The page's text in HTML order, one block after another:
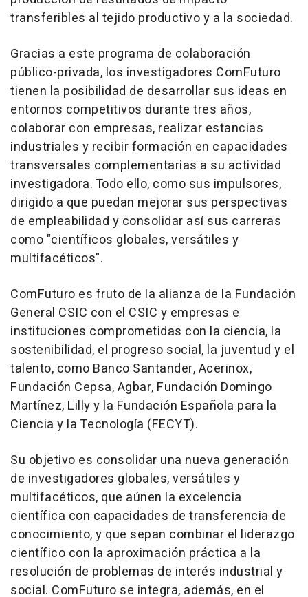
transferibles al tejido productivo y a la sociedad.
Gracias a este programa de colaboración
público-privada, los investigadores ComFuturo
tienen la posibilidad de desarrollar sus ideas en
entornos competitivos durante tres años,
colaborar con empresas, realizar estancias
industriales y recibir formación en capacidades
transversales complementarias a su actividad
investigadora. Todo ello, como sus impulsores,
dirigido a que puedan mejorar sus perspectivas
de empleabilidad y consolidar así sus carreras
como "científicos globales, versátiles y
multifacéticos".
ComFuturo es fruto de la alianza de la Fundación
General CSIC con el CSIC y empresas e
instituciones comprometidas con la ciencia, la
sostenibilidad, el progreso social, la juventud y el
talento, como Banco Santander, Acerinox,
Fundación Cepsa, Agbar, Fundación Domingo
Martínez, Lilly y la Fundación Española para la
Ciencia y la Tecnología (FECYT).
Su objetivo es consolidar una nueva generación
de investigadores globales, versátiles y
multifacéticos, que aúnen la excelencia
científica con capacidades de transferencia de
conocimiento, y que sepan combinar el liderazgo
científico con la aproximación práctica a la
resolución de problemas de interés industrial y
social. ComFuturo se integra, además, en el